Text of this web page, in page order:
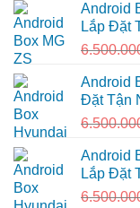
dẫn
đường
Android
Lắp Đặt
Android
Đặt Tận
Android
Lắp Đặt